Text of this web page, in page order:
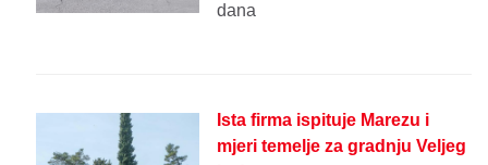
dana
Ista firma ispituje Marezu i
mjeri temelje za gradnju Veljeg